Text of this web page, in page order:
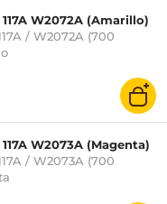
W2072A (Amarillo)
/ W2072A (700
W2073A (Magenta)
/ W2073A (700